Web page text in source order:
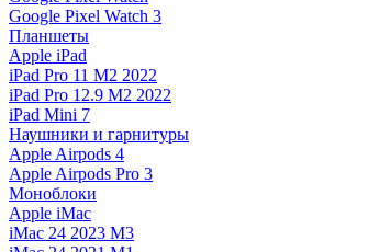
Google Pixel Watch 3
Планшеты
Apple iPad
iPad Pro 11 M2 2022
iPad Pro 12.9 M2 2022
iPad Mini 7
Наушники и гарнитуры
Apple Airpods 4
Apple Airpods Pro 3
Моноблоки
Apple iMac
iMac 24 2023 M3